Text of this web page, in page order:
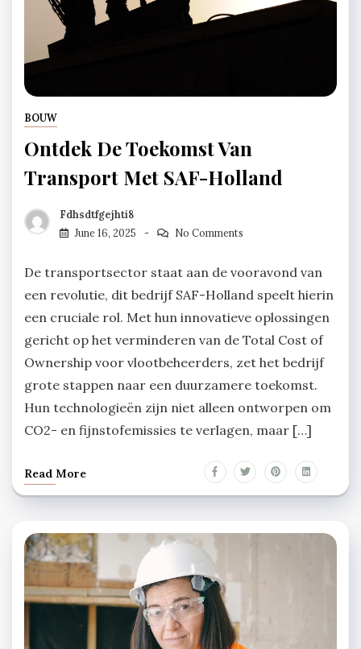
BOUW
Ontdek De Toekomst Van
Transport Met SAF-Holland
Fdhsdtfgejhti8
June 16, 2025
No Comments
De transportsector staat aan de vooravond van
een revolutie, dit bedrijf SAF-Holland speelt hierin
een cruciale rol. Met hun innovatieve oplossingen
gericht op het verminderen van de Total Cost of
Ownership voor vlootbeheerders, zet het bedrijf
grote stappen naar een duurzamere toekomst.
Hun technologieën zijn niet alleen ontworpen om
CO2- en fijnstofemissies te verlagen, maar […]
Read More